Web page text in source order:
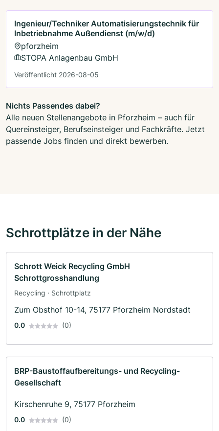
Ingenieur/Techniker Automatisierungstechnik für
Inbetriebnahme Außendienst (m/w/d)
pforzheim
STOPA Anlagenbau GmbH
Veröffentlicht 2026-08-05
Nichts Passendes dabei?
Alle neuen Stellenangebote in Pforzheim – auch für
Quereinsteiger, Berufseinsteiger und Fachkräfte. Jetzt
passende Jobs finden und direkt bewerben.
Schrottplätze in der Nähe
Schrott Weick Recycling GmbH
Schrottgrosshandlung
Recycling · Schrottplatz
Zum Obsthof 10-14, 75177 Pforzheim Nordstadt
0.0 (0)
BRP-Baustoffaufbereitungs- und Recycling-
Gesellschaft
Kirschenruhe 9, 75177 Pforzheim
0.0 (0)